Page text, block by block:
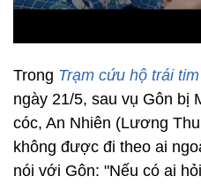
Trong Trạm cứu hộ trái tim
ngày 21/5, sau vụ Gôn bị
cóc, An Nhiên (Lương
không được đi theo ai
nói với Gôn: "Nếu có ai